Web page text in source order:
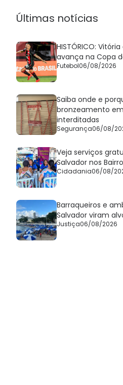
Últimas notícias
HISTÓRICO:
avança na Copa
Futebol06/08/2026
Saiba onde e
bronzeamento
interditadas
Segurança06/08/
Veja serviços
Salvador nos
Cidadania06/08/
Barraqueiros e
Salvador viram
Justiça06/08/2026